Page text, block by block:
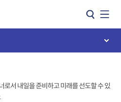
로서 내일을 준비하고 미래를 선도할 수 있